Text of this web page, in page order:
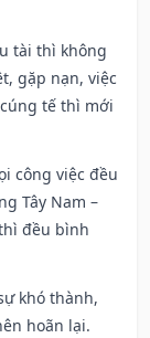
tài thì không
gặp nạn, việc
tế thì mới
công việc đều
Tây Nam –
đều bình
khó thành,
hoãn lại.